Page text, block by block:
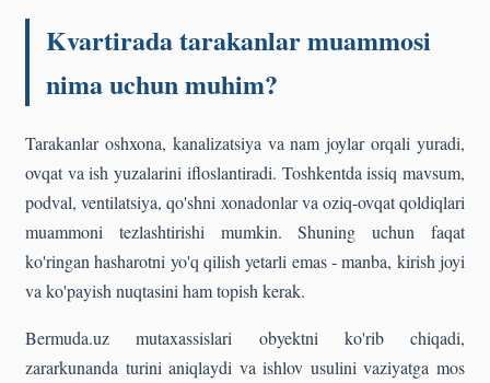
Kvartirada tarakanlar muammosi
nima uchun muhim?
Tarakanlar oshxona, kanalizatsiya va nam joylar orqali yuradi,
ovqat va ish yuzalarini ifloslantiradi. Toshkentda issiq mavsum,
podval, ventilatsiya, qo'shni xonadonlar va oziq-ovqat qoldiqlari
muammoni tezlashtirishi mumkin. Shuning uchun faqat
ko'ringan hasharotni yo'q qilish yetarli emas - manba, kirish joyi
va ko'payish nuqtasini ham topish kerak.
Bermuda.uz mutaxassislari obyektni ko'rib chiqadi,
zararkunanda turini aniqlaydi va ishlov usulini vaziyatga mos